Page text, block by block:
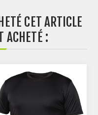
CET ARTICLE
ACHETÉ :